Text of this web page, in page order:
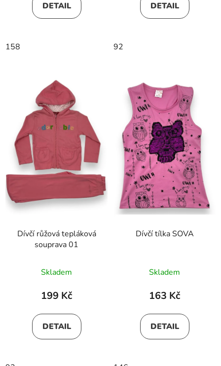
DETAIL
158
DETAIL
92
Dívčí růžová tepláková
souprava 01
Skladem
199 Kč
DETAIL
Dívčí tílka SOVA
Skladem
163 Kč
DETAIL